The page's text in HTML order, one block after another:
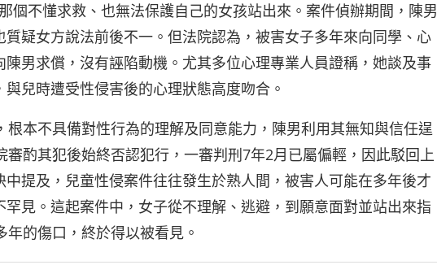
不懂求救、也無法保護自己的女孩站出來。案件偵辦期間，陳男
疑女方說法前後不一。但法院認為，被害女子多年來向同學、心
男求償，沒有誣陷動機。尤其多位心理專業人員證稱，她談及事
兒時遭受性侵害後的心理狀態高度吻合。
本不具備對性行為的理解及同意能力，陳男利用其無知與信任逞
酌其犯後始終否認犯行，一審判刑7年2月已屬偏輕，因此駁回上
提及，兒童性侵案件往往發生於熟人間，被害人可能在多年後才
見。這起案件中，女子從不理解、逃避，到願意面對並站出來指
的傷口，終於得以被看見。